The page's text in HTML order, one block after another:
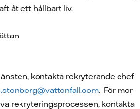
åt ett hållbart liv.
kontakta rekryterande chef
. För mer
rekryteringsprocessen, kontakta